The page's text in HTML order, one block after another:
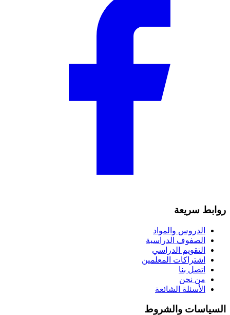
روابط سريعة
الدروس والمواد
الصفوف الدراسية
التقويم الدراسي
اشتراكات المعلمين
اتصل بنا
من نحن
الأسئلة الشائعة
السياسات والشروط